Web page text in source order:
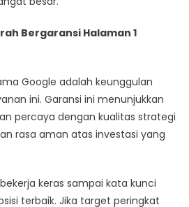
Bergaransi Halaman 1
Google adalah keunggulan
ini. Garansi ini menunjukkan
percaya dengan kualitas strategi
rasa aman atas investasi yang
keras sampai kata kunci
terbaik. Jika target peringkat